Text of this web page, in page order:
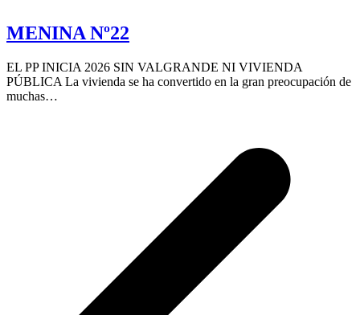
MENINA Nº22
EL PP INICIA 2026 SIN VALGRANDE NI VIVIENDA
PÚBLICA La vivienda se ha convertido en la gran preocupación de
muchas…